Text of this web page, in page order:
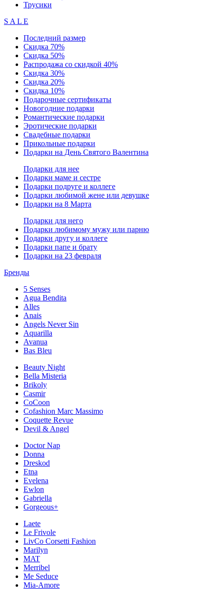
Трусики
S A L E
Последний размер
Скидка 70%
Скидка 50%
Распродажа со скидкой 40%
Скидка 30%
Скидка 20%
Скидка 10%
Подарочные сертификаты
Новогодние подарки
Романтические подарки
Эротические подарки
Свадебные подарки
Прикольные подарки
Подарки на День Святого Валентина
Подарки для нее
Подарки маме и сестре
Подарки подруге и коллеге
Подарки любимой жене или девушке
Подарки на 8 Марта
Подарки для него
Подарки любимому мужу или парню
Подарки другу и коллеге
Подарки папе и брату
Подарки на 23 февраля
Бренды
5 Senses
Agua Bendita
Alles
Anais
Angels Never Sin
Aquarilla
Avanua
Bas Bleu
Beauty Night
Bella Misteria
Brikoly
Casmir
CoCoon
Cofashion Marc Massimo
Coquette Revue
Devil & Angel
Doctor Nap
Donna
Dreskod
Etna
Evelena
Ewlon
Gabriella
Gorgeous+
Laete
Le Frivole
LivCo Corsetti Fashion
Marilyn
MAT
Merribel
Me Seduce
Mia-Amore